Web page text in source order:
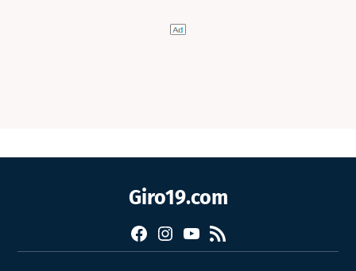
Giro19.com
FacebookInstagram
YouTube
RSS